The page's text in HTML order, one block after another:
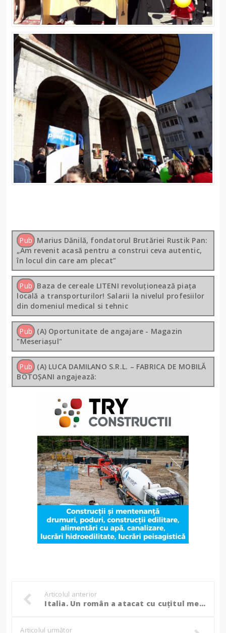
Pub Marius Dănilă, fondatorul Brutăriei Rustik Pan:
„Am revenit acasă pentru a construi ceva autentic,
în locul din care am plecat”
Pub Baza de cereale LITENI revoluționează piața
locală a transporturilor! Salarii la nivelul profesiilor
din domeniul medical si tehnic
Pub (A) Oportunitate de angajare - Magazin
"Meseriașul"
Pub (A) LUCA DAMILANO S.R.L. – FABRICA DE MOBILĂ
BOTOȘANI angajează:
Articolul anterior
Italia. Un român a atacat cu cuțitul medicii veniți s-o ajute pe soția sa
Articolul următor